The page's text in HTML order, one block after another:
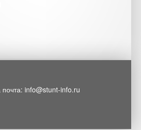
info@stunt-info.ru